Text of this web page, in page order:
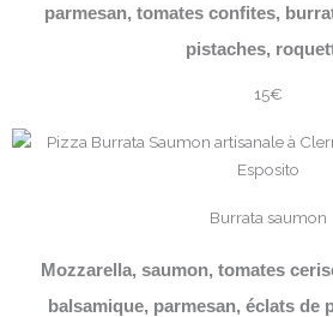
parmesan, tomates confites,
pistaches,
15€
Burrata saumon
Mozzarella, saumon, tomates
balsamique, parmesan, éclats de